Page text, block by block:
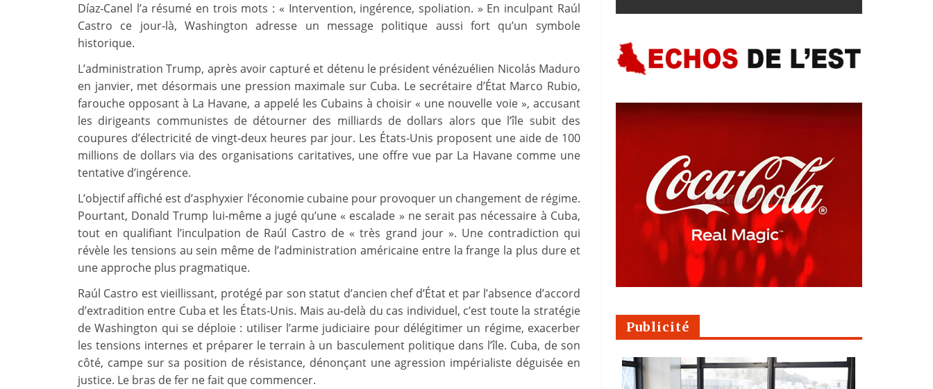
Díaz‑Canel l’a résumé en trois mots : « Intervention, ingérence, spoliation. » En inculpant Raúl
Castro ce jour‑là, Washington adresse un message politique aussi fort qu’un symbole
historique.
L’administration Trump, après avoir capturé et détenu le président vénézuélien Nicolás Maduro
en janvier, met désormais une pression maximale sur Cuba. Le secrétaire d’État Marco Rubio,
farouche opposant à La Havane, a appelé les Cubains à choisir « une nouvelle voie », accusant
les dirigeants communistes de détourner des milliards de dollars alors que l’île subit des
coupures d’électricité de vingt‑deux heures par jour. Les États-Unis proposent une aide de 100
millions de dollars via des organisations caritatives, une offre vue par La Havane comme une
tentative d’ingérence.
L’objectif affiché est d’asphyxier l’économie cubaine pour provoquer un changement de régime.
Pourtant, Donald Trump lui‑même a jugé qu’une « escalade » ne serait pas nécessaire à Cuba,
tout en qualifiant l’inculpation de Raúl Castro de « très grand jour ». Une contradiction qui
révèle les tensions au sein même de l’administration américaine entre la frange la plus dure et
une approche plus pragmatique.
Raúl Castro est vieillissant, protégé par son statut d’ancien chef d’État et par l’absence d’accord
d’extradition entre Cuba et les États‑Unis. Mais au‑delà du cas individuel, c’est toute la stratégie
de Washington qui se déploie : utiliser l’arme judiciaire pour délégitimer un régime, exacerber
les tensions internes et préparer le terrain à un basculement politique dans l’île. Cuba, de son
côté, campe sur sa position de résistance, dénonçant une agression impérialiste déguisée en
justice. Le bras de fer ne fait que commencer.
Publicité